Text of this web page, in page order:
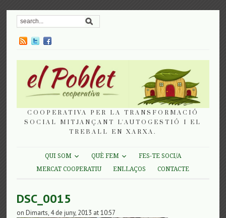
COOPERATIVA PER LA TRANSFORMACIÓ
SOCIAL MITJANÇANT L'AUTOGESTIÓ I EL
TREBALL EN XARXA.
QUI SOM QUÈ FEM
FES-TE SOCI/A
MERCAT COOPERATIU
ENLLAÇOS CONTACTE
DSC_0015
on Dimarts, 4 de juny, 2013 at 10:57